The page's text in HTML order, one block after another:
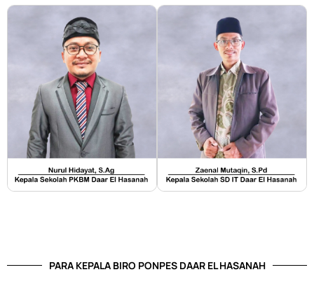
PARA KEPALA BIRO PONPES DAAR EL HASANAH